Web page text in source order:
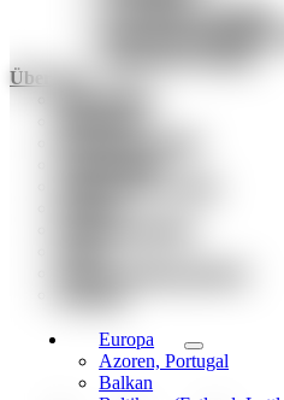
Geschenk-Gutschein
Über uns
Europa
Azoren, Portugal
Balkan